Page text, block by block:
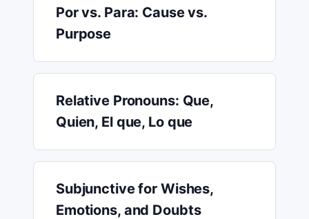
Por vs. Para: Cause vs.
Purpose
Relative Pronouns: Que,
Quien, El que, Lo que
Subjunctive for Wishes,
Emotions, and Doubts